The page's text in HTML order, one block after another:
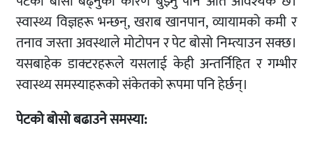
स्वास्थ्य विज्ञहरू भन्छन्, खराब खानपान, व्यायामको कमी र
तनाव जस्ता अवस्थाले मोटोपन र पेट बोसो निम्त्याउन सक्छ।
यसबाहेक डाक्टरहरूले यसलाई केही अन्तर्निहित र गम्भीर
स्वास्थ्य समस्याहरूको संकेतको रूपमा पनि हेर्छन्।
पेटको बोसो बढाउने समस्या: